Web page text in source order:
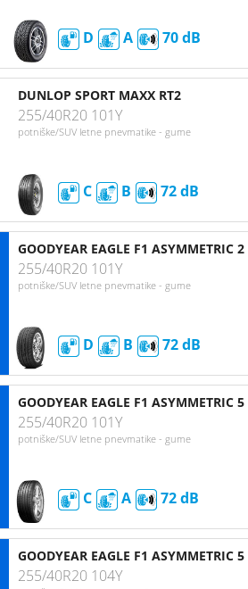
D A 70
DUNLOP SPORT MAXX RT2
255/40R20 101Y
potniške/SUV letne pnevmatike - gume
C B 72
GOODYEAR EAGLE F1 ASYMMETRIC 2
255/40R20 101Y
potniške/SUV letne pnevmatike - gume
D B 72
GOODYEAR EAGLE F1 ASYMMETRIC 5
255/40R20 101Y
potniške/SUV letne pnevmatike - gume
C A 72
GOODYEAR EAGLE F1 ASYMMETRIC 5
255/40R20 104Y